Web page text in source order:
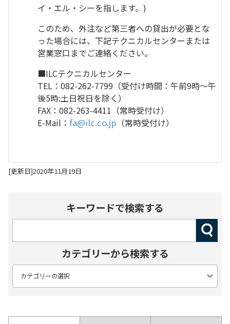
イ・エル・シーを指します。)
このため、外注など第三者への貸出が必要とな
った場合には、下記テクニカルセンターまたは
営業窓口までご連絡ください。
■ILCテクニカルセンター
TEL：082-262-7799（受付け時間：午前9時～午
後5時:土日祝日を除く）
FAX：082-263-4411（常時受付け）
E-Mail： fa@ilc.co.jp （常時受付け）
[更新日]2020年11月19日
キーワードで検索する
カテゴリーから検索する